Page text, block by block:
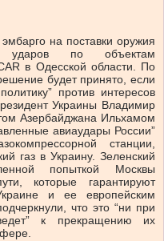
на поставки оружия
ударов по объектам
в Одесской области. По
будет принято, если
против интересов
Украины Владимир
Азербайджана Ильхамом
авиаудары России”
станции,
газ в Украину. Зеленский
попыткой Москвы
которые гарантируют
и ее европейским
что это “ни при
к прекращению их